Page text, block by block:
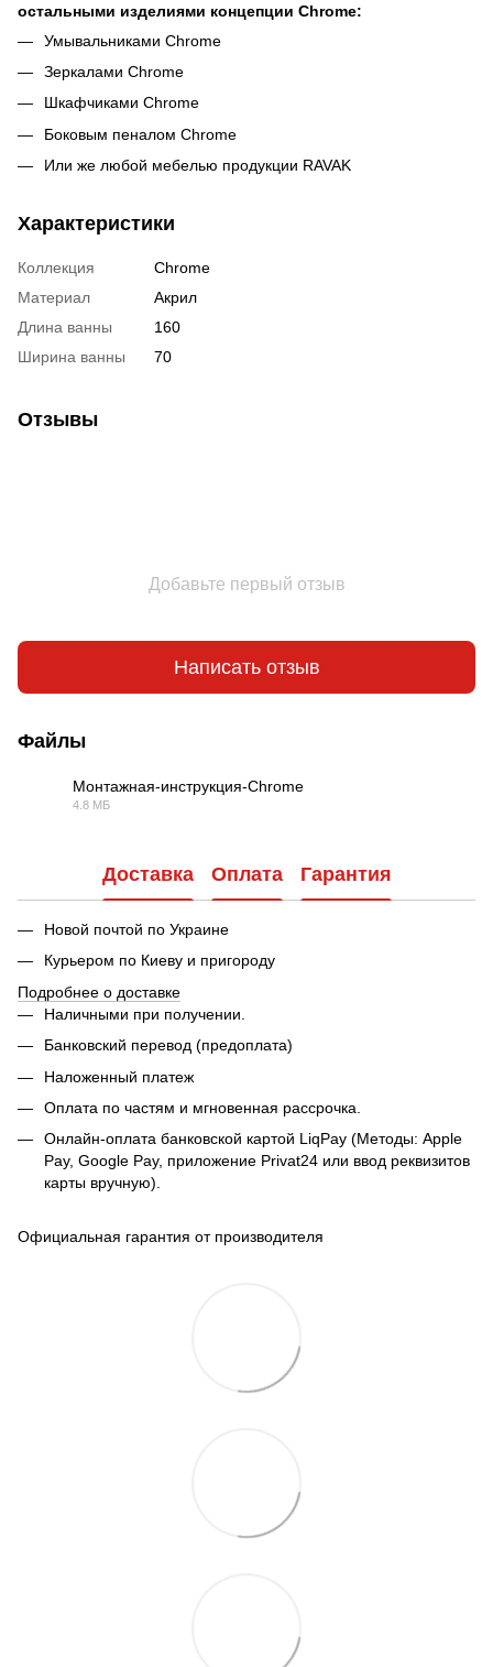
остальными изделиями концепции Chrome:
Умывальниками Chrome
Зеркалами Chrome
Шкафчиками Chrome
Боковым пеналом Chrome
Или же любой мебелью продукции RAVAK
Характеристики
Коллекция
Chrome
Материал
Акрил
Длина ванны
160
Ширина ванны
70
Отзывы
Добавьте первый отзыв
Написать отзыв
Файлы
Монтажная-инструкция-Chrome
4.8 МБ
Доставка Оплата Гарантия
Новой почтой по Украине
Курьером по Киеву и пригороду
Подробнее о доставке
Наличными при получении.
Банковский перевод (предоплата)
Наложенный платеж
Оплата по частям и мгновенная рассрочка.
Онлайн-оплата банковской картой LiqPay (Методы: Apple
Pay, Google Pay, приложение Privat24 или ввод реквизитов
карты вручную).
Официальная гарантия от производителя